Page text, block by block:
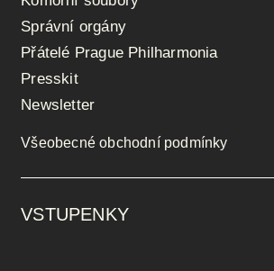
Správní orgány
Přátelé Prague Philharmonia
Presskit
Newsletter
Všeobecné obchodní podmínky
VSTUPENKY